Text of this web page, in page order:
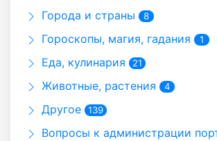
Города и страны 8
Гороскопы, магия, гадания 1
Еда, кулинария 21
Животные, растения 4
Другое 139
Вопросы к администрации